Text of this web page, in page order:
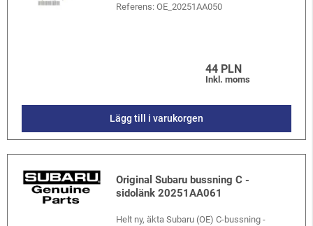
Referens:OE_20251AA050
44 PLN
Inkl. moms
Lägg till i varukorgen
Original Subaru bussning C -
sidolänk 20251AA061
Helt ny, äkta Subaru (OE) C-bussning -